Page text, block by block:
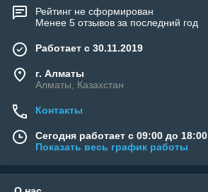
Рейтинг не сформирован
Менее 5 отзывов за последний год
Работает с 30.11.2019
г. Алматы
Алматы, Казахстан
Контакты
Сегодня работает с 09:00 до 18:00
Показать весь график работы